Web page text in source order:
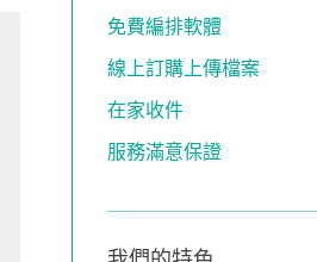
免費編排軟體
線上訂購上傳檔案
在家收件
服務滿意保證